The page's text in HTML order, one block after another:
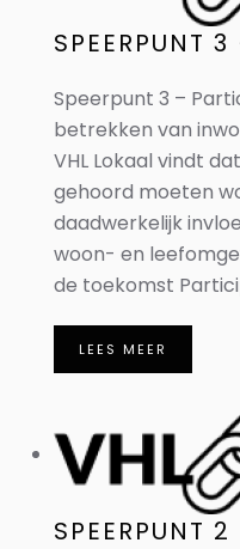
SPEERPUNT
Speerpunt 3 –
betrekken van
VHL Lokaal vindt
gehoord moeten
daadwerkelijk
woon- en
de toekomst
LEES MEER
SPEERPUNT